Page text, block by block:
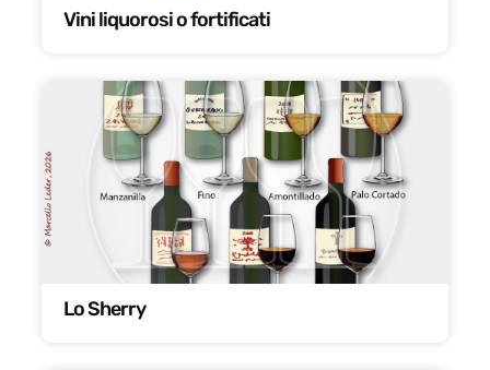
Vini liquorosi o fortificati
Lo Sherry